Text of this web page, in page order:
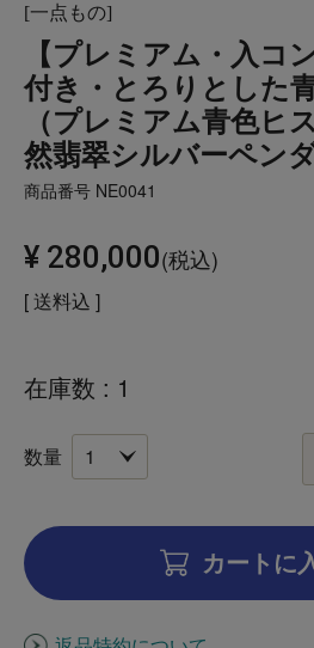
[一点もの]
【プレミアム・入コ
付き・とろりとした
（プレミアム青色ヒ
然翡翠シルバーペン
商品番号 NE0041
¥ 280,000 税込
送料込
在庫数 1
カートに